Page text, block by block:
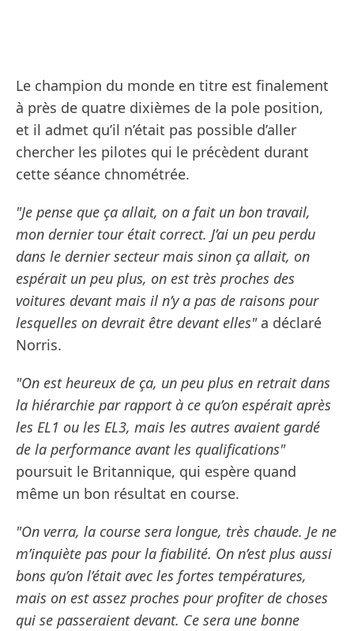
Le champion du monde en titre est finalement
à près de quatre dixièmes de la pole position,
et il admet qu’il n’était pas possible d’aller
chercher les pilotes qui le précèdent durant
cette séance chnométrée.
"Je pense que ça allait, on a fait un bon travail,
mon dernier tour était correct. J’ai un peu perdu
dans le dernier secteur mais sinon ça allait, on
espérait un peu plus, on est très proches des
voitures devant mais il n’y a pas de raisons pour
lesquelles on devrait être devant elles"a déclaré
Norris.
"On est heureux de ça, un peu plus en retrait dans
la hiérarchie par rapport à ce qu’on espérait après
les EL1 ou les EL3, mais les autres avaient gardé
de la performance avant les qualifications"
poursuit le Britannique, qui espère quand
même un bon résultat en course.
"On verra, la course sera longue, très chaude. Je ne
m’inquiète pas pour la fiabilité. On n’est plus aussi
bons qu’on l’était avec les fortes températures,
mais on est assez proches pour profiter de choses
qui se passeraient devant. Ce sera une bonne